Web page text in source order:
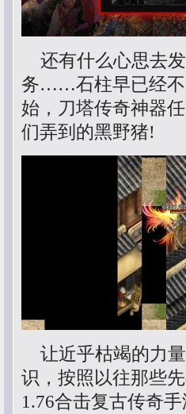
还有什么心思去
务……石柱早已经不
始，刀塔传奇神器
们弄到的黑野猪!
让近乎枯竭的力
识，按照以往那些
1.76合击复古传奇